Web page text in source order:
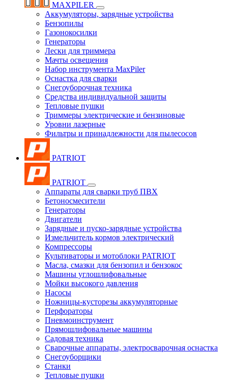
MAXPILER
Аккумуляторы, зарядные устройства
Бензопилы
Газонокосилки
Генераторы
Лески для триммера
Мачты освещения
Набор инструмента MaxPiler
Оснастка для сварки
Снегоуборочная техника
Средства индивидуальной защиты
Тепловые пушки
Триммеры электрические и бензиновые
Уровни лазерные
Фильтры и принадлежности для пылесосов
PATRIOT
PATRIOT
Аппараты для сварки труб ПВХ
Бетоносмесители
Генераторы
Двигатели
Зарядные и пуско-зарядные устройства
Измельчитель кормов электрический
Компрессоры
Культиваторы и мотоблоки PATRIOT
Масла, смазки для бензопил и бензокос
Машины углошлифовальные
Мойки высокого давления
Насосы
Ножницы-кусторезы аккумуляторные
Перфораторы
Пневмоинструмент
Прямошлифовальные машины
Садовая техника
Сварочные аппараты, электросварочная оснастка
Снегоуборщики
Станки
Тепловые пушки